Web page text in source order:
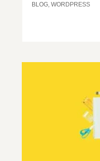
BLOG, WORDPRESS